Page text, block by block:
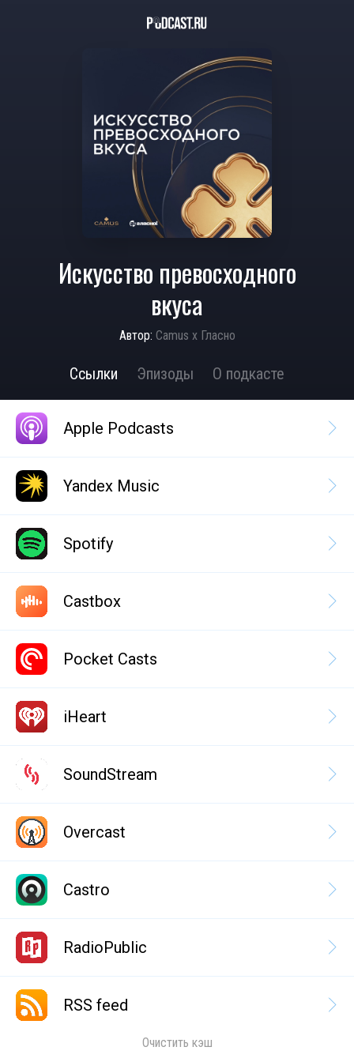
Искусство превосходного
вкуса
Автор: Camus х Гласно
Ссылки Эпизоды О подкасте
Apple Podcasts
Yandex Music
Spotify
Castbox
Pocket Casts
iHeart
SoundStream
Overcast
Castro
RadioPublic
RSS feed
Очистить кэш